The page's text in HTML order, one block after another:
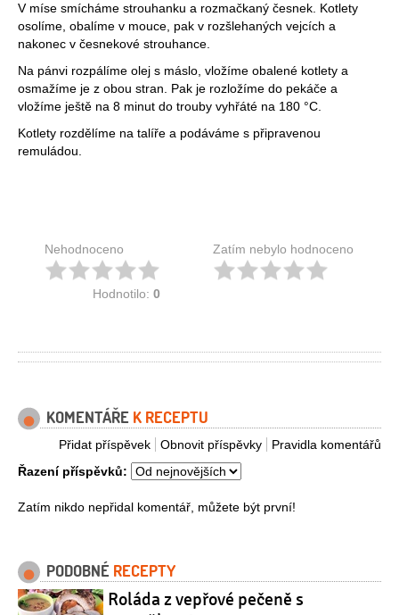
V míse smícháme strouhanku a rozmačkaný česnek. Kotlety
osolíme, obalíme v mouce, pak v rozšlehaných vejcích a
nakonec v česnekové strouhance.
Na pánvi rozpálíme olej s máslo, vložíme obalené kotlety a
osmažíme je z obou stran. Pak je rozložíme do pekáče a
vložíme ještě na 8 minut do trouby vyhřáté na 180 °C.
Kotlety rozdělíme na talíře a podáváme s připravenou
remuládou.
Nehodnoceno
Hodnotilo: 0
Zatím nebylo hodnoceno
KOMENTÁŘE K RECEPTU
Pravidla komentářů
Obnovit příspěvky
Přidat příspěvek
Řazení příspěvků:
Zatím nikdo nepřidal komentář, můžete být první!
PODOBNÉ RECEPTY
Roláda z vepřové pečeně s